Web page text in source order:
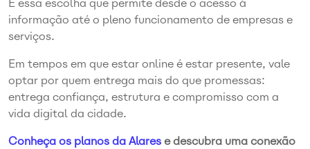
É essa escolha que permite desde o acesso à
informação até o pleno funcionamento de empresas e
serviços.
Em tempos em que estar online é estar presente, vale
optar por quem entrega mais do que promessas:
entrega confiança, estrutura e compromisso com a
vida digital da cidade.
Conheça os planos da Alares e descubra uma conexão